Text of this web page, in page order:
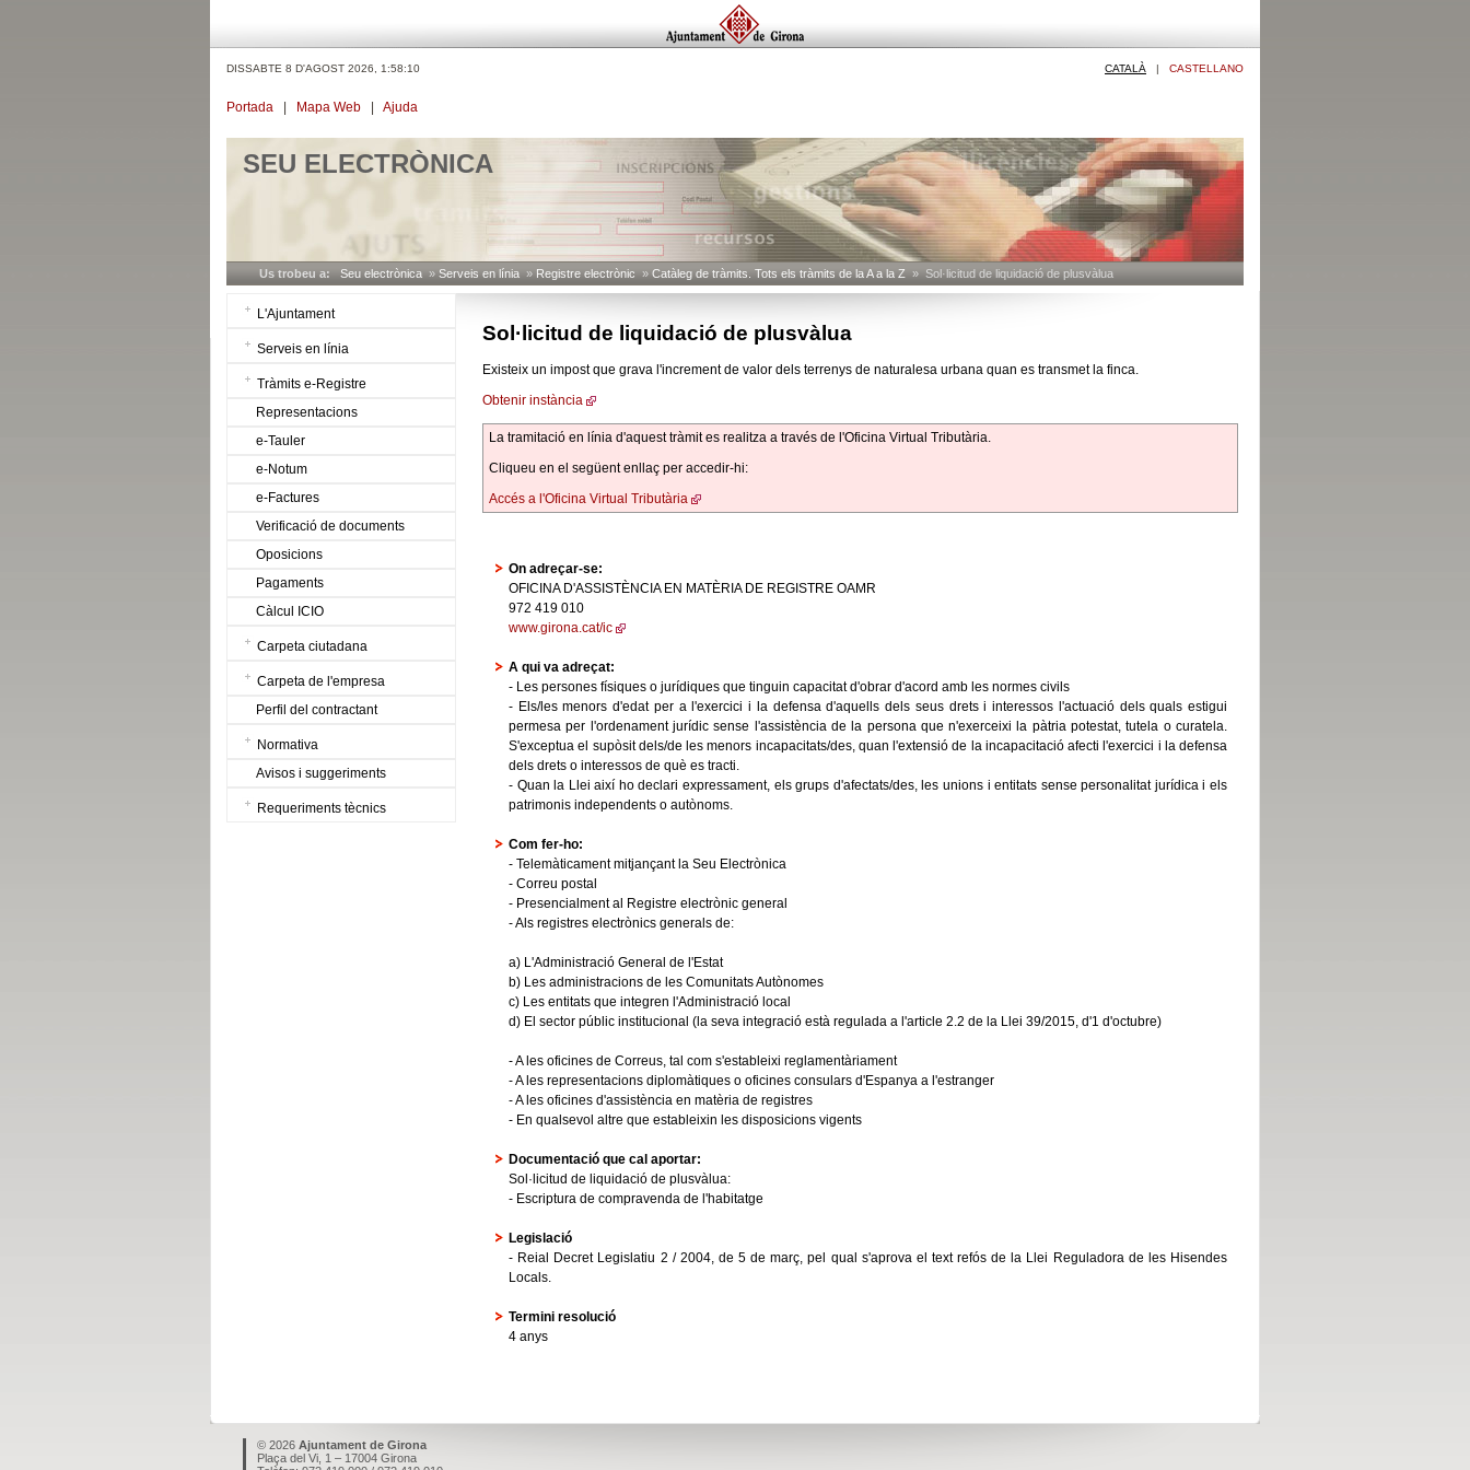
DISSABTE 8 D'AGOST 2026, 1:58:10 CATALÀ | CASTELLANO
Portada Mapa Web Ajuda
SEU ELECTRÒNICA
Us trobeu a: Seu electrònica » Serveis en línia » Registre electrònic » Catàleg de tràmits. Tots els tràmits de la A a la Z » Sol·licitud de liquidació de plusvàlua
L'Ajuntament
Serveis en línia
Tràmits e-Registre
Representacions
e-Tauler
e-Notum
e-Factures
Verificació de documents
Oposicions
Pagaments
Càlcul ICIO
Carpeta ciutadana
Carpeta de l'empresa
Perfil del contractant
Normativa
Avisos i suggeriments
Requeriments tècnics
Sol·licitud de liquidació de plusvàlua
Existeix un impost que grava l'increment de valor dels terrenys de naturalesa urbana quan es transmet la finca.
Obtenir instància
La tramitació en línia d'aquest tràmit es realitza a través de l'Oficina Virtual Tributària.
Cliqueu en el següent enllaç per accedir-hi:
Accés a l'Oficina Virtual Tributària
On adreçar-se:
OFICINA D'ASSISTÈNCIA EN MATÈRIA DE REGISTRE OAMR
972 419 010
www.girona.cat/ic
A qui va adreçat:
- Les persones físiques o jurídiques que tinguin capacitat d'obrar d'acord amb les normes civils
- Els/les menors d'edat per a l'exercici i la defensa d'aquells dels seus drets i interessos l'actuació dels quals estigui
permesa per l'ordenament jurídic sense l'assistència de la persona que n'exerceixi la pàtria potestat, tutela o curatela.
S'exceptua el supòsit dels/de les menors incapacitats/des, quan l'extensió de la incapacitació afecti l'exercici i la defensa
dels drets o interessos de què es tracti.
- Quan la Llei així ho declari expressament, els grups d'afectats/des, les unions i entitats sense personalitat jurídica i els
patrimonis independents o autònoms.
Com fer-ho:
- Telemàticament mitjançant la Seu Electrònica
- Correu postal
- Presencialment al Registre electrònic general
- Als registres electrònics generals de:
a) L'Administració General de l'Estat
b) Les administracions de les Comunitats Autònomes
c) Les entitats que integren l'Administració local
d) El sector públic institucional (la seva integració està regulada a l'article 2.2 de la Llei 39/2015, d'1 d'octubre)
- A les oficines de Correus, tal com s'estableixi reglamentàriament
- A les representacions diplomàtiques o oficines consulars d'Espanya a l'estranger
- A les oficines d'assistència en matèria de registres
- En qualsevol altre que estableixin les disposicions vigents
Documentació que cal aportar:
Sol·licitud de liquidació de plusvàlua:
- Escriptura de compravenda de l'habitatge
Legislació
- Reial Decret Legislatiu 2 / 2004, de 5 de març, pel qual s'aprova el text refós de la Llei Reguladora de les Hisendes
Locals.
Termini resolució
4 anys
© 2026 Ajuntament de Girona
Plaça del Vi, 1 – 17004 Girona